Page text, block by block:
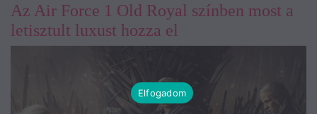
Az Air Force 1 Old Royal színben most a
letisztult luxust hozza el
Elfogadom